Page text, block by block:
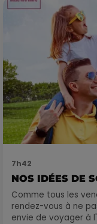
7h42
NOS IDÉES DE
Comme tous les
rendez-vous à ne
envie de voyager à